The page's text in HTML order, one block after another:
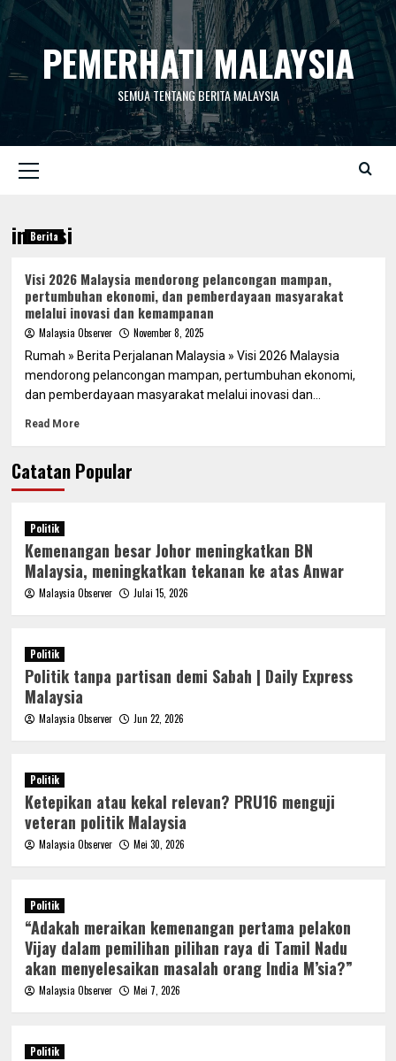
Skip
contentPEMERHATI MALAYSIA
SEMUA TENTANG BERITA MALAYSIA
Menu
inovasi
Berita
Visi 2026 Malaysia mendorong pelancongan mampan,
pertumbuhan ekonomi, dan pemberdayaan masyarakat
melalui inovasi dan kemampanan
Malaysia Observer
November 8, 2025
Rumah » Berita Perjalanan Malaysia » Visi 2026 Malaysia
mendorong pelancongan mampan, pertumbuhan ekonomi,
dan pemberdayaan masyarakat melalui inovasi dan...
Read More
Catatan Popular
Politik
Kemenangan besar Johor meningkatkan BN
Malaysia, meningkatkan tekanan ke atas Anwar
Malaysia Observer Julai 15, 2026
Politik
Politik tanpa partisan demi Sabah | Daily Express
Malaysia
Malaysia Observer Jun 22, 2026
Politik
Ketepikan atau kekal relevan? PRU16 menguji
veteran politik Malaysia
Malaysia Observer Mei 30, 2026
Politik
“Adakah meraikan kemenangan pertama pelakon
Vijay dalam pemilihan pilihan raya di Tamil Nadu
akan menyelesaikan masalah orang India M’sia?”
Malaysia Observer Mei 7, 2026
Politik